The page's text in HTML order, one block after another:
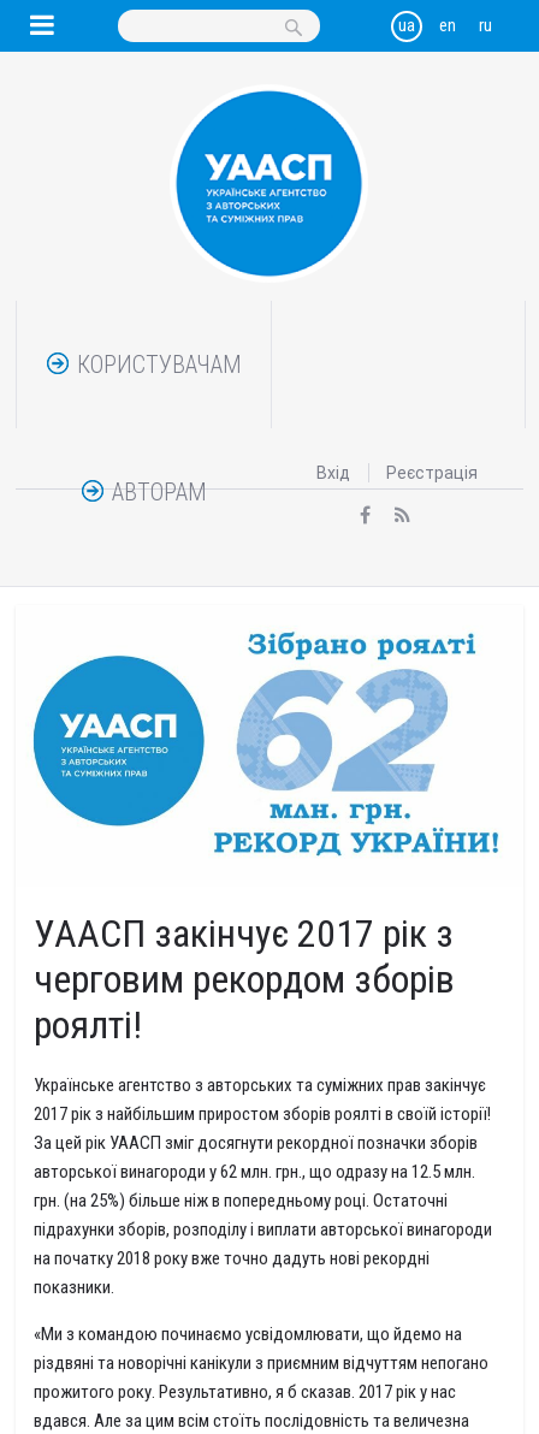
КОРИСТУВАЧАМ
АВТОРАМ
Вхід Реєстрація
УААСП закінчує 2017 рік з
черговим рекордом зборів
роялті!
Українське агентство з авторських та суміжних прав закінчує
2017 рік з найбільшим приростом зборів роялті в своїй історії!
За цей рік УААСП зміг досягнути рекордної позначки зборів
авторської винагороди у 62 млн. грн., що одразу на 12.5 млн.
грн. (на 25%) більше ніж в попередньому році. Остаточні
підрахунки зборів, розподілу і виплати авторської винагороди
на початку 2018 року вже точно дадуть нові рекордні
показники.
«Ми з командою починаємо усвідомлювати, що йдемо на
різдвяні та новорічні канікули з приємним відчуттям непогано
прожитого року. Результативно, я б сказав. 2017 рік у нас
вдався. Але за цим всім стоїть послідовність та величезна